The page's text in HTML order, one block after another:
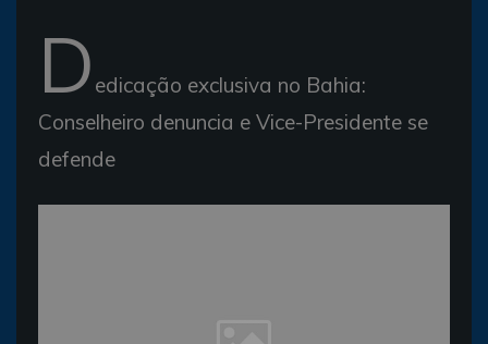
D edicação exclusiva no Bahia:
Conselheiro denuncia e Vice-Presidente se
defende